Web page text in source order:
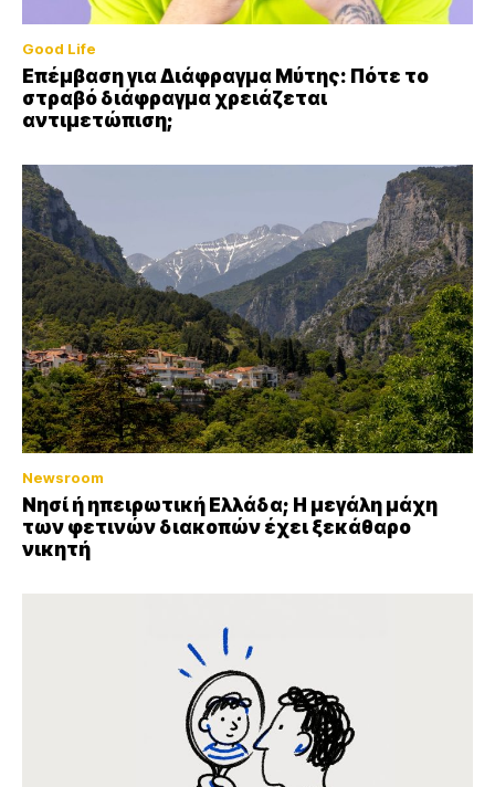
Good Life
Επέμβαση για Διάφραγμα Μύτης: Πότε το
στραβό διάφραγμα χρειάζεται
αντιμετώπιση;
Newsroom
Νησί ή ηπειρωτική Ελλάδα; Η μεγάλη μάχη
των φετινών διακοπών έχει ξεκάθαρο
νικητή